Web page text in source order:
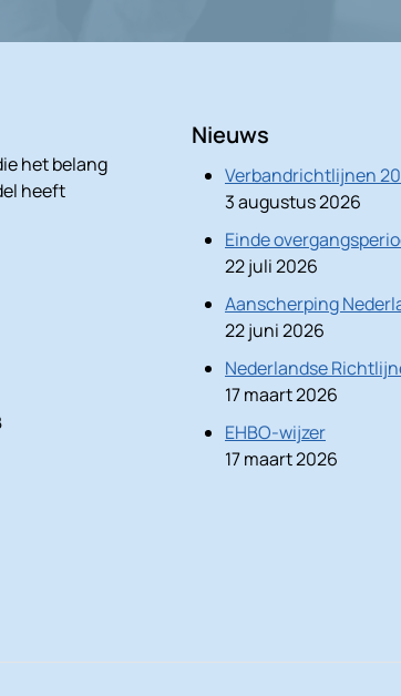
het belang
heeft
Nieuws
Verbandrichtlijnen
3 augustus 2026
Einde
22 juli 2026
Aanscherping
22 juni 2026
Nederlandse
17 maart 2026
EHBO-wijzer
17 maart 2026